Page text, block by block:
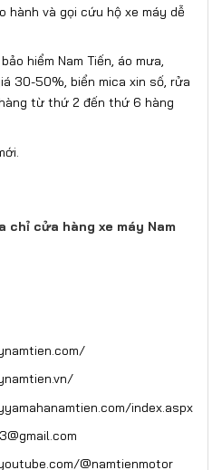
hành và gọi cứu hộ xe máy dễ
hiểm Nam Tiến, áo mưa,
30-50%, biển mica xin số, rửa
từ thứ 2 đến thứ 6 hàng
chỉ cửa hàng xe máy Nam
index.aspx
@namtienmotor